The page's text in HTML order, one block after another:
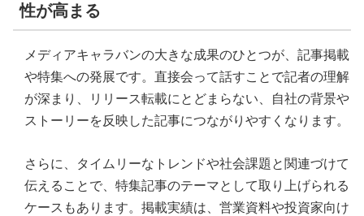
性が高まる
メディアキャラバンの大きな成果のひとつが、記事掲載
や特集への発展です。直接会って話すことで記者の理解
が深まり、リリース転載にとどまらない、自社の背景や
ストーリーを反映した記事につながりやすくなります。
さらに、タイムリーなトレンドや社会課題と関連づけて
伝えることで、特集記事のテーマとして取り上げられる
ケースもあります。掲載実績は、営業資料や投資家向け